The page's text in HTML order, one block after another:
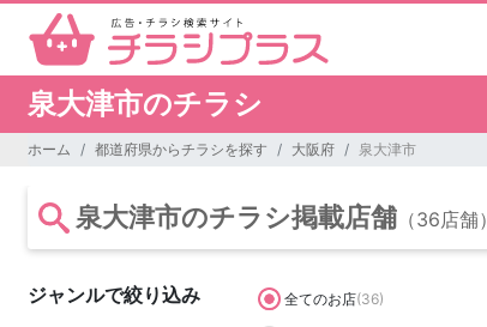
泉大津市のチラシ
ホーム 都道府県からチラシを探す 大阪府 泉大津市
泉大津市のチラシ掲載店舗 （36店舗）
ジャンルで絞り込み 全てのお店(36)